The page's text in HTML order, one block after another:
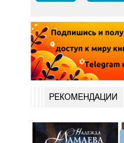
РЕКОМЕНДАЦИИ